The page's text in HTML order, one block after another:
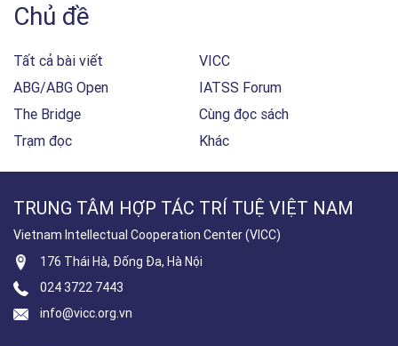
Chủ đề
Tất cả bài viết
VICC
ABG/ABG Open
IATSS Forum
The Bridge
Cùng đọc sách
Trạm đọc
Khác
TRUNG TÂM HỢP TÁC TRÍ TUỆ VIỆT NAM
Vietnam Intellectual Cooperation Center (VICC)
176 Thái Hà, Đống Đa, Hà Nội
024 3722 7443
info@vicc.org.vn